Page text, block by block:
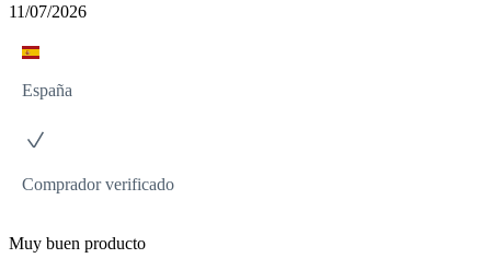
11/07/2026
España
Comprador verificado
Muy buen producto